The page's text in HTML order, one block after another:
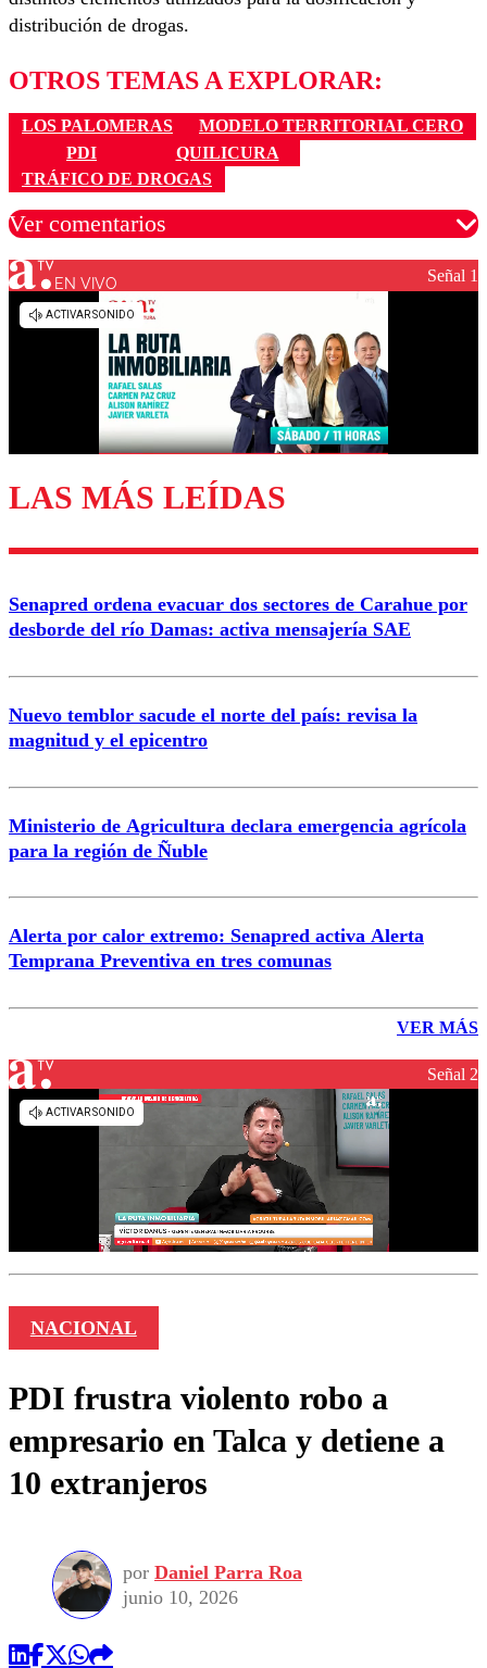
distribución de drogas.
OTROS TEMAS A EXPLORAR:
LOS PALOMERAS
MODELO TERRITORIAL CERO
PDI
QUILICURA
TRÁFICO DE DROGAS
Ver comentarios
Los comentarios son moderados para garantizar un
Enviar comentario
EN VIVO Señal 1
LAS MÁS LEÍDAS
Senapred ordena evacuar dos sectores de Carahue por
desborde del río Damas: activa mensajería SAE
Nuevo temblor sacude el norte del país: revisa la
magnitud y el epicentro
Ministerio de Agricultura declara emergencia agrícola
para la región de Ñuble
Alerta por calor extremo: Senapred activa Alerta
Temprana Preventiva en tres comunas
VER MÁS
Señal 2
NACIONAL
PDI frustra violento robo a
empresario en Talca y detiene a
10 extranjeros
por Daniel Parra Roa
junio 10, 2026